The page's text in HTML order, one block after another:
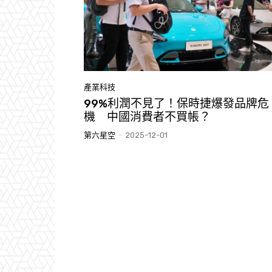
產業科技
99%利潤不見了！保時捷爆發品牌危
機 中國消費者不買帳？
第六星空 - 2025-12-01